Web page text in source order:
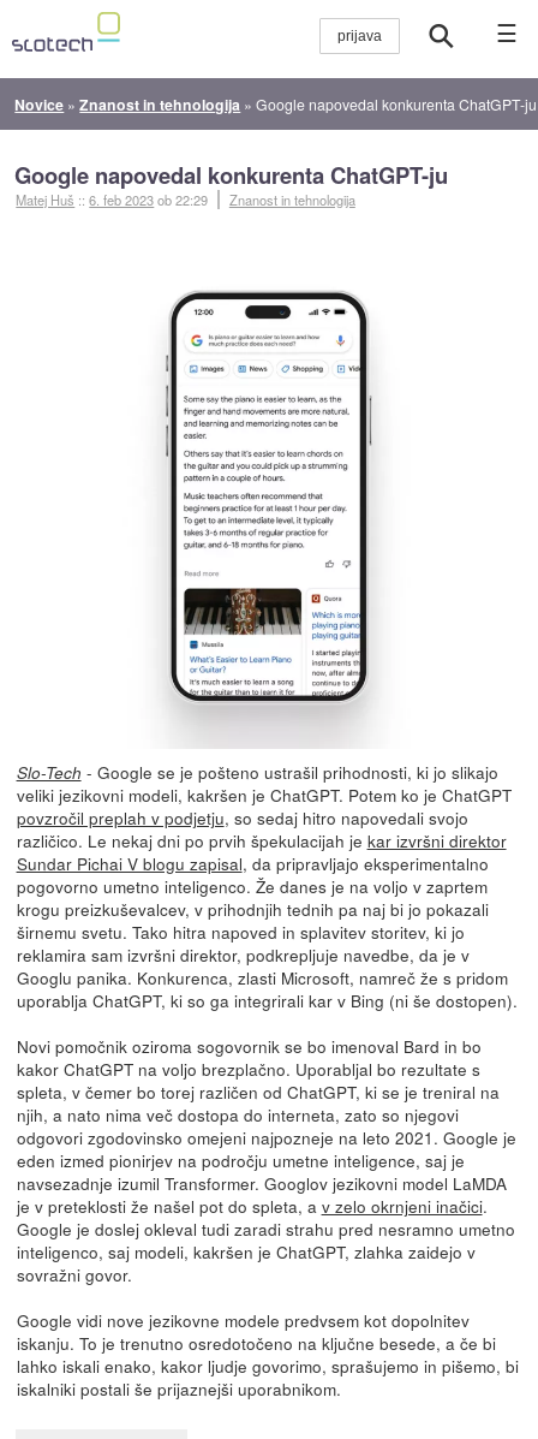
☰
Novice »Znanost in tehnologija »Google napovedal konkurenta ChatGPT-ju
Google napovedal konkurenta ChatGPT-ju
Matej Huš ::6. feb 2023ob 22:29 Znanost in tehnologija
Slo-Tech - Google se je pošteno ustrašil prihodnosti, ki jo slikajo
veliki jezikovni modeli, kakršen je ChatGPT. Potem ko je ChatGPT
povzročil preplah v podjetju, so sedaj hitro napovedali svojo
različico. Le nekaj dni po prvih špekulacijah je kar izvršni direktor
Sundar Pichai V blogu zapisal, da pripravljajo eksperimentalno
pogovorno umetno inteligenco. Že danes je na voljo v zaprtem
krogu preizkuševalcev, v prihodnjih tednih pa naj bi jo pokazali
širnemu svetu. Tako hitra napoved in splavitev storitev, ki jo
reklamira sam izvršni direktor, podkrepljuje navedbe, da je v
Googlu panika. Konkurenca, zlasti Microsoft, namreč že s pridom
uporablja ChatGPT, ki so ga integrirali kar v Bing (ni še dostopen).
Novi pomočnik oziroma sogovornik se bo imenoval Bard in bo
kakor ChatGPT na voljo brezplačno. Uporabljal bo rezultate s
spleta, v čemer bo torej različen od ChatGPT, ki se je treniral na
njih, a nato nima več dostopa do interneta, zato so njegovi
odgovori zgodovinsko omejeni najpozneje na leto 2021. Google je
eden izmed pionirjev na področju umetne inteligence, saj je
navsezadnje izumil Transformer. Googlov jezikovni model LaMDA
je v preteklosti že našel pot do spleta, a v zelo okrnjeni inačici.
Google je doslej okleval tudi zaradi strahu pred nesramno umetno
inteligenco, saj modeli, kakršen je ChatGPT, zlahka zaidejo v
sovražni govor.
Google vidi nove jezikovne modele predvsem kot dopolnitev
iskanju. To je trenutno osredotočeno na ključne besede, a če bi
lahko iskali enako, kakor ljudje govorimo, sprašujemo in pišemo, bi
iskalniki postali še prijaznejši uporabnikom.